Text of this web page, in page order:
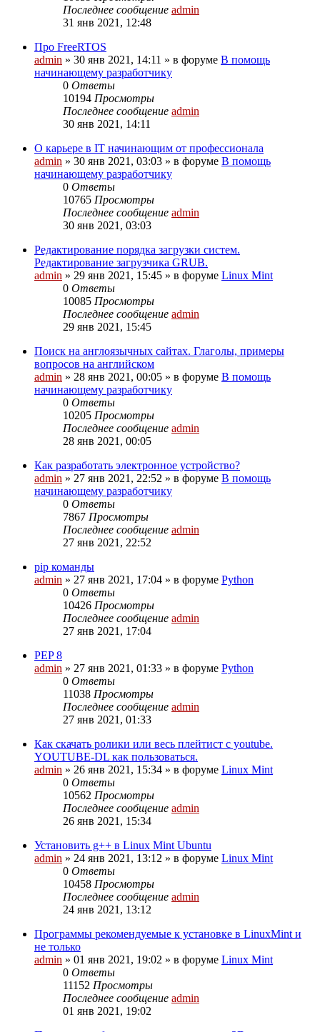
Последнее сообщение admin
31 янв 2021, 12:48
Про FreeRTOS
admin » 30 янв 2021, 14:11 » в форуме В помощь
начинающему разработчику
0 Ответы
10194 Просмотры
Последнее сообщение admin
30 янв 2021, 14:11
О карьере в IT начинающим от профессионала
admin » 30 янв 2021, 03:03 » в форуме В помощь
начинающему разработчику
0 Ответы
10765 Просмотры
Последнее сообщение admin
30 янв 2021, 03:03
Редактирование порядка загрузки систем.
Редактирование загрузчика GRUB.
admin » 29 янв 2021, 15:45 » в форуме Linux Mint
0 Ответы
10085 Просмотры
Последнее сообщение admin
29 янв 2021, 15:45
Поиск на англоязычных сайтах. Глаголы, примеры
вопросов на английском
admin » 28 янв 2021, 00:05 » в форуме В помощь
начинающему разработчику
0 Ответы
10205 Просмотры
Последнее сообщение admin
28 янв 2021, 00:05
Как разработать электронное устройство?
admin » 27 янв 2021, 22:52 » в форуме В помощь
начинающему разработчику
0 Ответы
7867 Просмотры
Последнее сообщение admin
27 янв 2021, 22:52
pip команды
admin » 27 янв 2021, 17:04 » в форуме Python
0 Ответы
10426 Просмотры
Последнее сообщение admin
27 янв 2021, 17:04
PEP 8
admin » 27 янв 2021, 01:33 » в форуме Python
0 Ответы
11038 Просмотры
Последнее сообщение admin
27 янв 2021, 01:33
Как скачать ролики или весь плейтист с youtube.
YOUTUBE-DL как пользоваться.
admin » 26 янв 2021, 15:34 » в форуме Linux Mint
0 Ответы
10562 Просмотры
Последнее сообщение admin
26 янв 2021, 15:34
Установить g++ в Linux Mint Ubuntu
admin » 24 янв 2021, 13:12 » в форуме Linux Mint
0 Ответы
10458 Просмотры
Последнее сообщение admin
24 янв 2021, 13:12
Программы рекомендуемые к установке в LinuxMint и
не только
admin » 01 янв 2021, 19:02 » в форуме Linux Mint
0 Ответы
11152 Просмотры
Последнее сообщение admin
01 янв 2021, 19:02